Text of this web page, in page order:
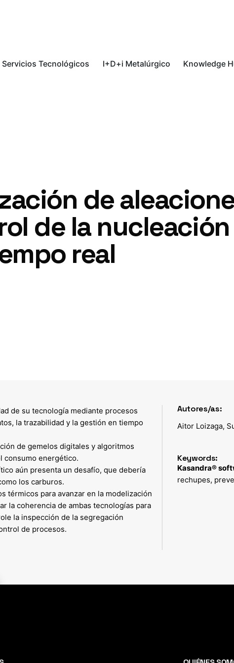
Servicios Tecnológicos I+D+i Metalúrgico Knowledge
de
de la
real
de su tecnología mediante procesos
la trazabilidad y la gestión en tiempo
de gemelos digitales y algoritmos
consumo energético.
aún presenta un desafío, que debería
los carburos.
térmicos para avanzar en la modelización
la coherencia de ambas tecnologías para
la inspección de la segregación
de procesos.
Autores/as:
Aitor Loizaga,
Keywords:
Kasandra®
rechupes,